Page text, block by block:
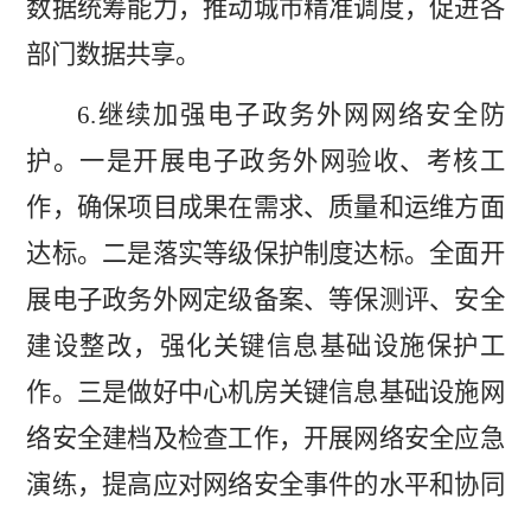
数据统筹能力，推动城市精准调度，促进各
部门数据共享。
6.继续加强电子政务外网网络安全防
护。一是开展电子政务外网验收、考核工
作，确保项目成果在需求、质量和运维方面
达标。二是落实等级保护制度达标。全面开
展电子政务外网定级备案、等保测评、安全
建设整改， 强化关键信息基础设施保护工
作。三是做好中心机房关键信息基础设施网
络安全建档及检查工作， 开展网络安全应急
演练，提高应对网络安全事件的水平和协同